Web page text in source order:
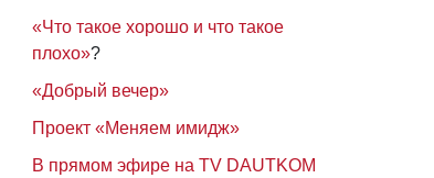
«Что такое хорошо и что такое
плохо»?
«Добрый вечер»
Проект «Меняем имидж»
В прямом эфире на TV DAUTKOM